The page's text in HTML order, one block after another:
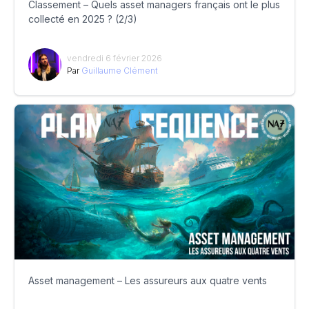
Classement – Quels asset managers français ont le plus
collecté en 2025 ? (2/3)
vendredi 6 février 2026
Par Guillaume Clément
Asset management – Les assureurs aux quatre vents